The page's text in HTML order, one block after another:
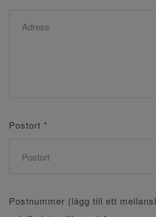
Postort *
Postnummer (lägg till ett